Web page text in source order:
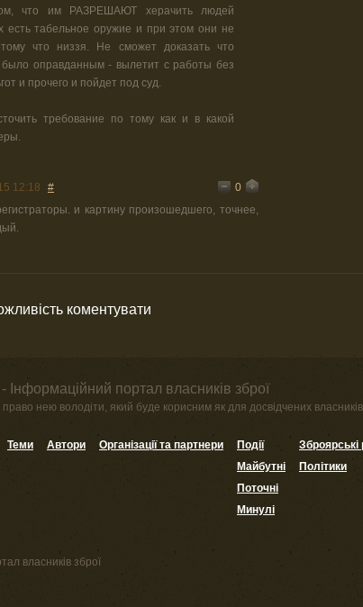
что им РАЗРЕШАЮТ херачить людей
есть табельное оружие и при этом они не
что низзя. Не сможет доказать что
оправданным - вылетит с работы без
и прочего и пойдет под суд.
требование по тому как и в какой
12:18 #
0
и картину произошедшего, точнее,
коментувати
Інформаційний портал власників зброї
нею володіти, який буде корисним як для досвідчених власників
Теми Автори Організації та партнери
Події
Майбутні
Поточні
Минулі
Зброярські
Політики
власників зброї